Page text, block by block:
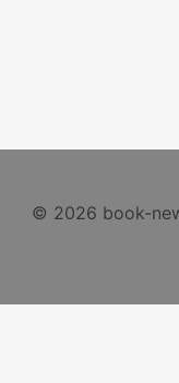
© 2026 book-